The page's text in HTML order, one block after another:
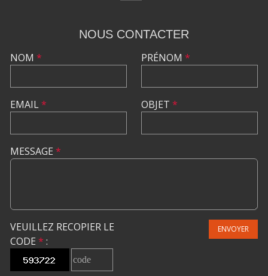
NOUS CONTACTER
NOM *
EMAIL*
PRÉNOM *
OBJET *
MESSAGE *
VEUILLEZ RECOPIER LE
CODE * :
ENVOYER